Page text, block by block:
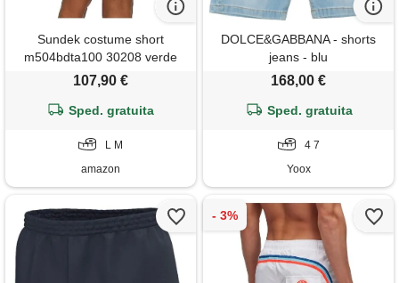
Sundek costume short
m504bdta100 30208 verde
verde/l
107,90 €
Sped. gratuita
L M
amazon
DOLCE&GABBANA - shorts
jeans - blu
168,00 €
Sped. gratuita
4 7
Yoox